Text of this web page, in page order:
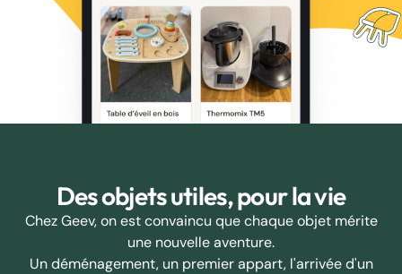
Des objets utiles, pour la vie
Chez Geev, on est convaincu que chaque objet mérite
une nouvelle aventure.
Un déménagement, un premier appart, l'arrivée d'un